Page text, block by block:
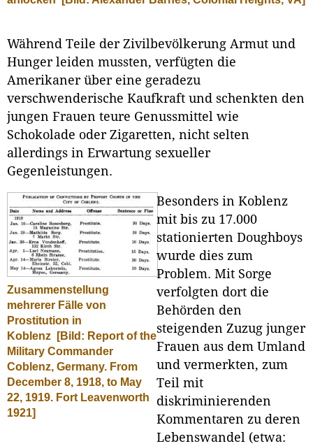
Während Teile der Zivilbevölkerung Armut und
Hunger leiden mussten, verfügten die
Amerikaner über eine geradezu
verschwenderische Kaufkraft und schenkten den
jungen Frauen teure Genussmittel wie
Schokolade oder Zigaretten, nicht selten
allerdings in Erwartung sexueller
Gegenleistungen.
Zusammenstellung
mehrerer Fälle von
Prostitution in
Koblenz
[Bild: Report of the
Military Commander
Coblenz, Germany. From
December 8, 1918, to May
22, 1919. Fort Leavenworth
1921]
Besonders in Koblenz
mit bis zu 17.000
stationierten Doughboys
wurde dies zum
Problem. Mit Sorge
verfolgten dort die
Behörden den
steigenden Zuzug junger
Frauen aus dem Umland
und vermerkten, zum
Teil mit
diskriminierenden
Kommentaren zu deren
Lebenswandel (etwa: